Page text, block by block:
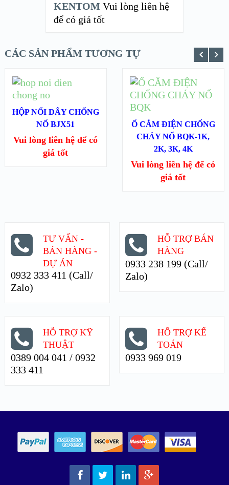
KENTOM Vui lòng liên hệ
để có giá tốt
CÁC SẢN PHẨM TƯƠNG TỰ
XEM NHANH
XEM CHI TIẾT
ĐỌC TIẾP
HỘP NỐI DÂY CHỐNG
NỔ BJX51
Vui lòng liên hệ để có
giá tốt
XEM NHANH
XEM CHI TIẾT
ĐỌC TIẾP
Ổ CẮM ĐIỆN CHỐNG
CHÁY NỔ BQK-1K,
2K, 3K, 4K
Vui lòng liên hệ để có
giá tốt
TƯ VẤN -
BÁN HÀNG -
DỰ ÁN
0932 333 411 (Call/
Zalo)
HỖ TRỢ BÁN
HÀNG
0933 238 199 (Call/
Zalo)
HỖ TRỢ KỸ
THUẬT
0389 004 041 / 0932
333 411
HỖ TRỢ KẾ
TOÁN
0933 969 019